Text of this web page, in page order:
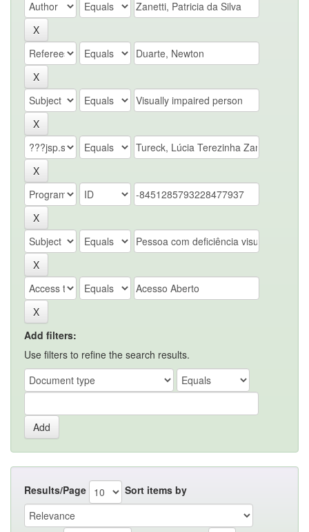
Add filters:
Use filters to refine the search results.
Results/Page Sort items by